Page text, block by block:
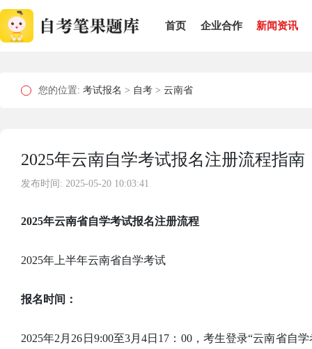
首页 企业合作 新闻资讯
您的位置: 考试报名 > 自考 > 云南省
2025年云南自学考试报名注册流程指南
发布时间: 2025-05-20 10:03:41
2025年云南省自学考试报名注册流程
2025年上半年云南省自学考试
报名时间：
2025年2月26日9:00至3月4日17：00，考生登录“云南省自